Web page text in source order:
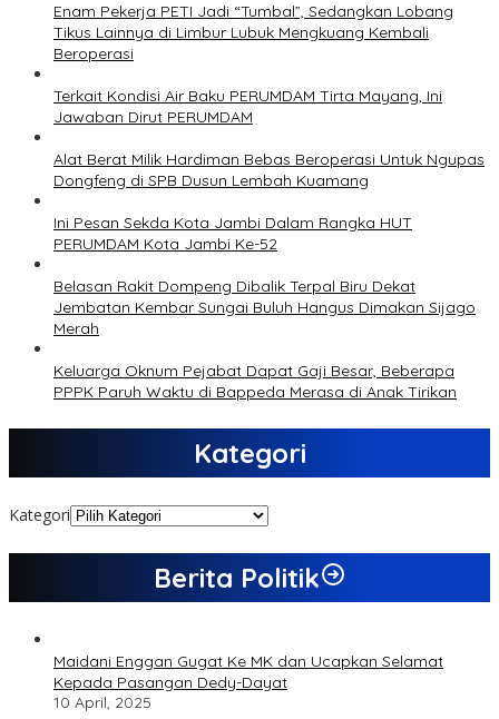
Enam Pekerja PETI Jadi “Tumbal”, Sedangkan Lobang
Tikus Lainnya di Limbur Lubuk Mengkuang Kembali
Beroperasi
Terkait Kondisi Air Baku PERUMDAM Tirta Mayang, Ini
Jawaban Dirut PERUMDAM
Alat Berat Milik Hardiman Bebas Beroperasi Untuk Ngupas
Dongfeng di SPB Dusun Lembah Kuamang
Ini Pesan Sekda Kota Jambi Dalam Rangka HUT
PERUMDAM Kota Jambi Ke-52
Belasan Rakit Dompeng Dibalik Terpal Biru Dekat
Jembatan Kembar Sungai Buluh Hangus Dimakan Sijago
Merah
Keluarga Oknum Pejabat Dapat Gaji Besar, Beberapa
PPPK Paruh Waktu di Bappeda Merasa di Anak Tirikan
Kategori
Kategori
Berita Politik
Maidani Enggan Gugat Ke MK dan Ucapkan Selamat
Kepada Pasangan Dedy-Dayat
10 April, 2025